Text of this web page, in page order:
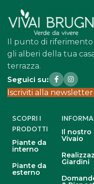
Il punto di
gli alberi della tua
terrazza.
Seguici su:
Iscriviti alla newsletter
SCOPRI I
PRODOTTI
Piante da
interno
Piante da
esterno
Il nostro
Vivaio
Giardini